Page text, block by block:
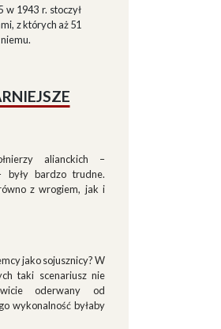
w 1943 r. stoczył
z których aż 51
alianckich –
były bardzo trudne.
z wrogiem, jak i
jako sojusznicy? W
taki scenariusz nie
oderwany od
wykonalność byłaby